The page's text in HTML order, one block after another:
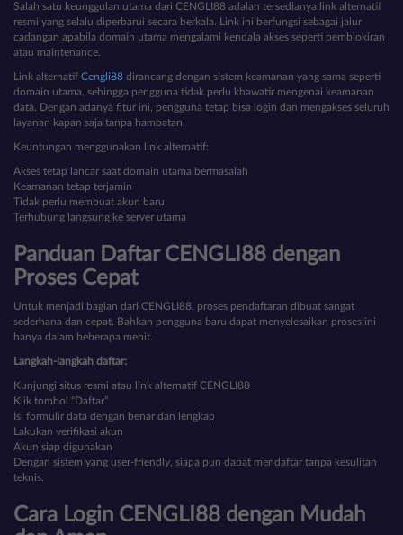
Salah satu keunggulan utama dari CENGLI88 adalah tersedianya link alternatif
resmi yang selalu diperbarui secara berkala. Link ini berfungsi sebagai jalur
cadangan apabila domain utama mengalami kendala akses seperti pemblokiran
atau maintenance.
Link alternatif Cengli88 dirancang dengan sistem keamanan yang sama seperti
domain utama, sehingga pengguna tidak perlu khawatir mengenai keamanan
data. Dengan adanya fitur ini, pengguna tetap bisa login dan mengakses seluruh
layanan kapan saja tanpa hambatan.
Keuntungan menggunakan link alternatif:
Akses tetap lancar saat domain utama bermasalah
Keamanan tetap terjamin
Tidak perlu membuat akun baru
Terhubung langsung ke server utama
Panduan Daftar CENGLI88 dengan
Proses Cepat
Untuk menjadi bagian dari CENGLI88, proses pendaftaran dibuat sangat
sederhana dan cepat. Bahkan pengguna baru dapat menyelesaikan proses ini
hanya dalam beberapa menit.
Langkah-langkah daftar:
Kunjungi situs resmi atau link alternatif CENGLI88
Klik tombol “Daftar”
Isi formulir data dengan benar dan lengkap
Lakukan verifikasi akun
Akun siap digunakan
Dengan sistem yang user-friendly, siapa pun dapat mendaftar tanpa kesulitan
teknis.
Cara Login CENGLI88 dengan Mudah